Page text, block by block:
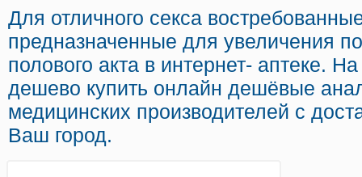
Для отличного секса
предназначенные для увеличения
полового акта в интернет- аптеке.
дешево купить онлайн дешёвые
медицинских производителей с
Ваш город.